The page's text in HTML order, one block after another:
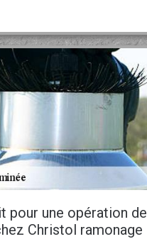
pour une opération de
Christol ramonage